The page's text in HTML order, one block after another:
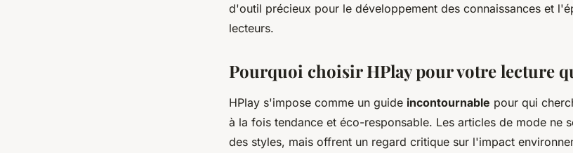
d'outil précieux pour le développement des connaissances et
lecteurs.
Pourquoi choisir HPlay pour votre lecture
HPlay s'impose comme un guide incontournable pour qui
à la fois tendance et éco-responsable. Les articles de mode ne
des styles, mais offrent un regard critique sur l'impact